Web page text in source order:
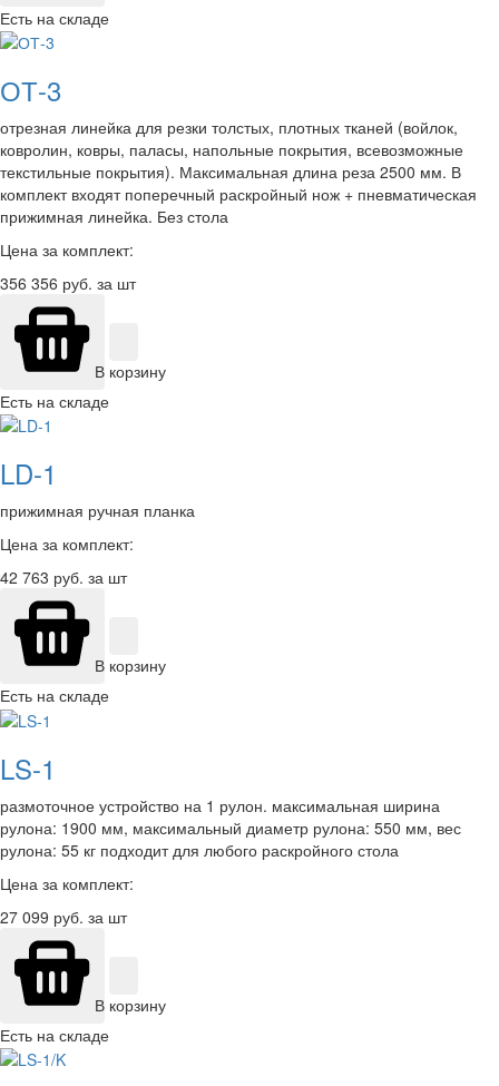
Есть на складе
ОТ-3
отрезная линейка для резки толстых, плотных тканей (войлок,
ковролин, ковры, паласы, напольные покрытия, всевозможные
текстильные покрытия). Максимальная длина реза 2500 мм. В
комплект входят поперечный раскройный нож + пневматическая
прижимная линейка. Без стола
Цена за комплект:
356 356 руб. за шт
В корзину
Есть на складе
LD-1
прижимная ручная планка
Цена за комплект:
42 763 руб. за шт
В корзину
Есть на складе
LS-1
размоточное устройство на 1 рулон. максимальная ширина
рулона: 1900 мм, максимальный диаметр рулона: 550 мм, вес
рулона: 55 кг подходит для любого раскройного стола
Цена за комплект:
27 099 руб. за шт
В корзину
Есть на складе